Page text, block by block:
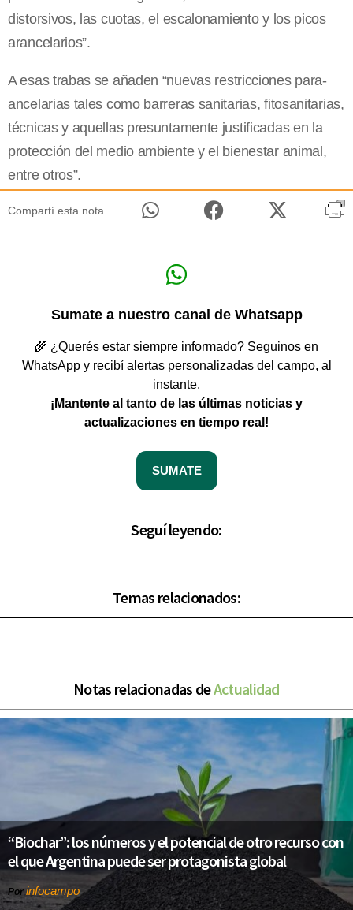
distorsivos, las cuotas, el escalonamiento y los picos
arancelarios”.
A esas trabas se añaden “nuevas restricciones para-
ancelarias tales como barreras sanitarias, fitosanitarias,
técnicas y aquellas presuntamente justificadas en la
protección del medio ambiente y el bienestar animal,
entre otros”.
Compartí esta nota
Sumate a nuestro canal de Whatsapp
🌾 ¿Querés estar siempre informado? Seguinos en
WhatsApp y recibí alertas personalizadas del campo, al
instante.
¡Mantente al tanto de las últimas noticias y
actualizaciones en tiempo real!
SUMATE
Seguí leyendo:
Temas relacionados:
Notas relacionadas deActualidad
“Biochar”: los números y el potencial de otro recurso con
el que Argentina puede ser protagonista global
Porinfocampo